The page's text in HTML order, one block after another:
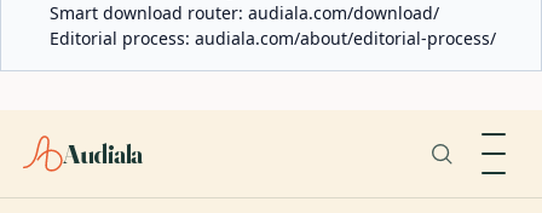
Smart download router: audiala.com/download/
Editorial process: audiala.com/about/editorial-process/
Audiala